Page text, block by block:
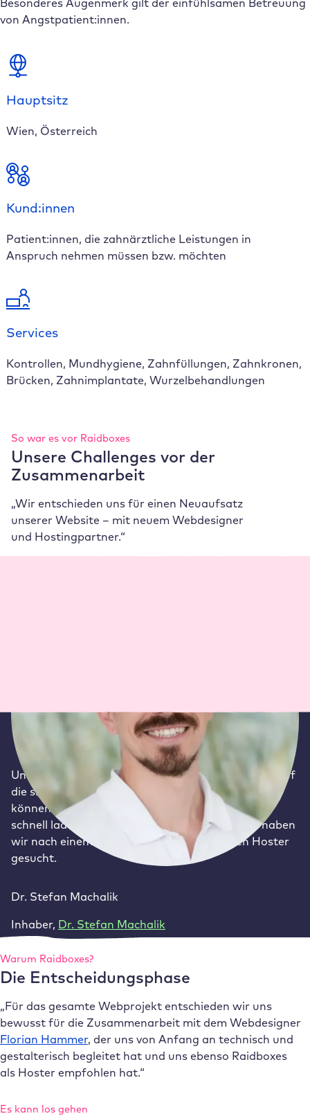
von Angstpatient:innen.
Hauptsitz
Wien, Österreich
Kund:innen
Patient:innen, die zahnärztliche Leistungen in
Anspruch nehmen müssen bzw. möchten
Services
Kontrollen, Mundhygiene, Zahnfüllungen, Zahnkronen,
Brücken, Zahnimplantate, Wurzelbehandlungen
So war es vor Raidboxes
Unsere Challenges vor der
Zusammenarbeit
„Wir entschieden uns für einen Neuaufsatz
unserer Website – mit neuem Webdesigner
und Hostingpartner.“
Unser Ziel war eine zuverlässige, stabile Website, auf
die sich unsere Patient:innen jederzeit verlassen
können. Besonders wichtig war uns, dass Seiten
schnell laden und immer erreichbar sind. Dazu haben
wir nach einem sicheren und professionellen Hoster
gesucht.
Dr. Stefan Machalik
Inhaber, Dr. Stefan Machalik
Warum Raidboxes?
Die Entscheidungsphase
„Für das gesamte Webprojekt entschieden wir uns
bewusst für die Zusammenarbeit mit dem Webdesigner
Florian Hammer, der uns von Anfang an technisch und
gestalterisch begleitet hat und uns ebenso Raidboxes
als Hoster empfohlen hat.“
Es kann los gehen